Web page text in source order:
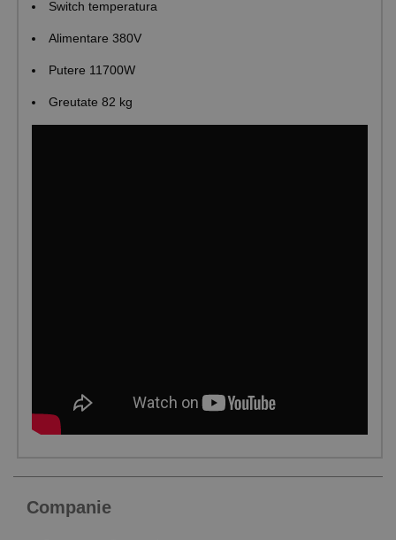
Switch temperatura
Alimentare 380V
Putere 11700W
Greutate 82 kg
Companie